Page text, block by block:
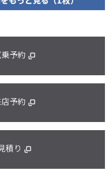
予約
予約
積り